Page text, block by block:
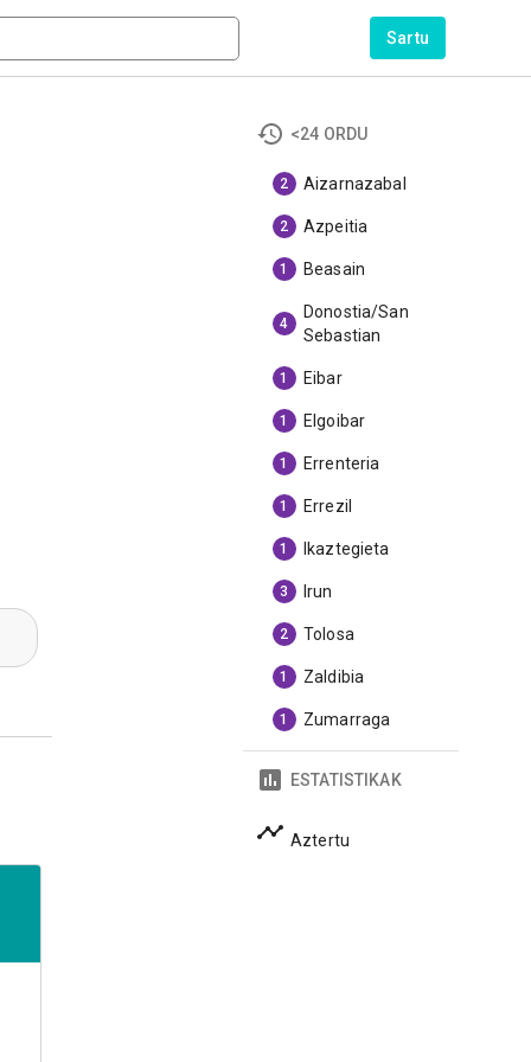
Sartu
<24 ORDU
2 Aizarnazabal
2 Azpeitia
1 Beasain
4
Donostia/San
Sebastian
1 Eibar
1 Elgoibar
1 Errenteria
1 Errezil
1 Ikaztegieta
3 Irun
2 Tolosa
1 Zaldibia
1 Zumarraga
ESTATISTIKAK
Aztertu